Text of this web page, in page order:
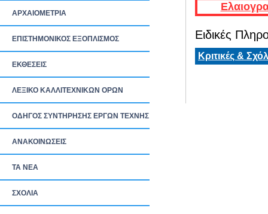
ΑΡΧΑΙΟΜΕΤΡΙΑ
ΕΠΙΣΤΗΜΟΝΙΚΟΣ ΕΞΟΠΛΙΣΜΟΣ
ΕΚΘΕΣΕΙΣ
ΛΕΞΙΚΟ ΚΑΛΛΙΤΕΧΝΙΚΩΝ ΟΡΩΝ
ΟΔΗΓΟΣ ΣΥΝΤΗΡΗΣΗΣ ΕΡΓΩΝ ΤΕΧΝΗΣ
ΑΝΑΚΟΙΝΩΣΕΙΣ
ΤΑ ΝEΑ
ΣΧΟΛΙΑ
Ειδικές
Κριτικές &